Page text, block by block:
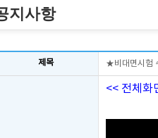
지사항
제목 ★비대면시험
<< 전체